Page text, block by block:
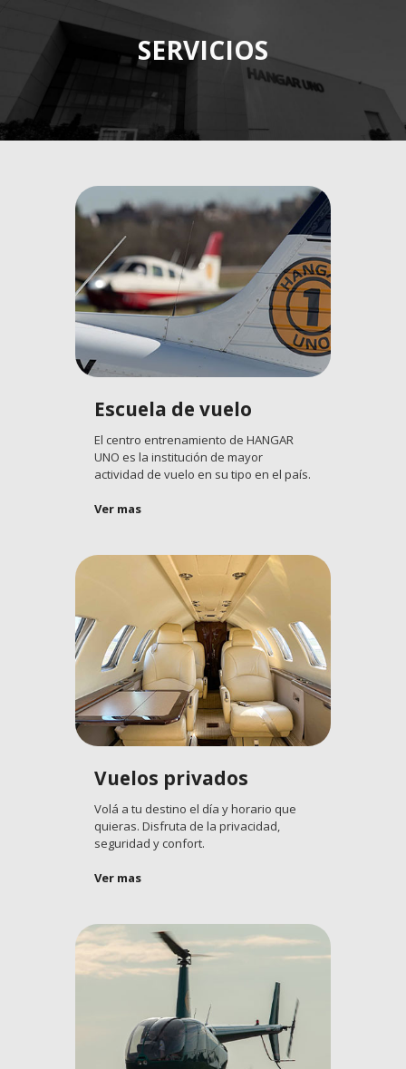
SERVICIOS
Escuela de vuelo
El centro entrenamiento de HANGAR
UNO es la institución de mayor
actividad de vuelo en su tipo en el país.
Ver mas
Vuelos privados
Volá a tu destino el día y horario que
quieras. Disfruta de la privacidad,
seguridad y confort.
Ver mas